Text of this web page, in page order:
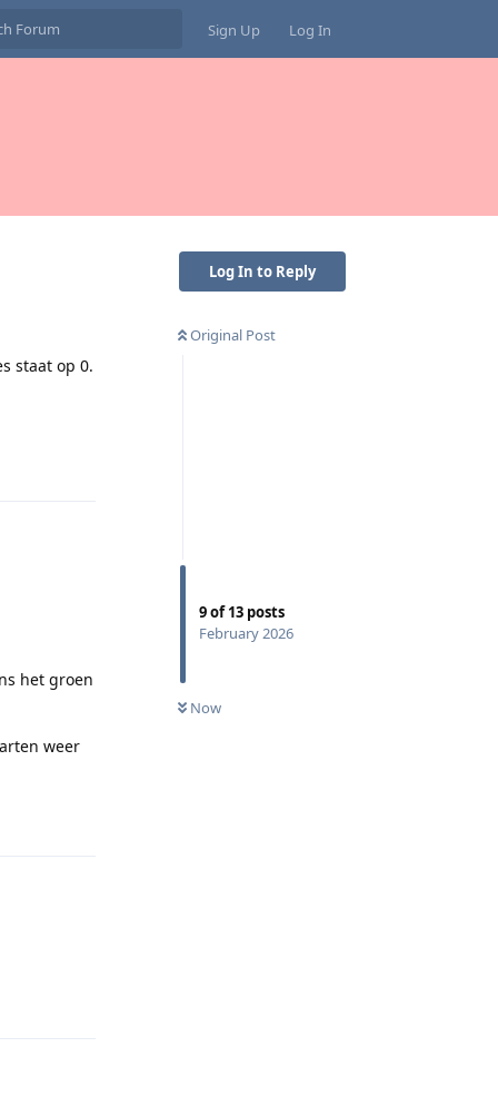
Sign Up Log In
Log In to Reply
Original Post
9of13 posts
February 2026
Now
staat op 0.
het groen
weer